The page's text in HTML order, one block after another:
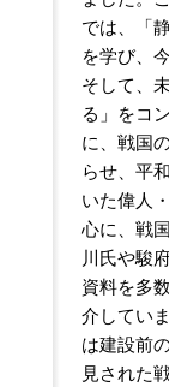
では、「
を学び、
そして、
る」をコ
に、戦国
らせ、平
いた偉人
心に、戦
川氏や駿
資料を多
介してい
は建設前
見された